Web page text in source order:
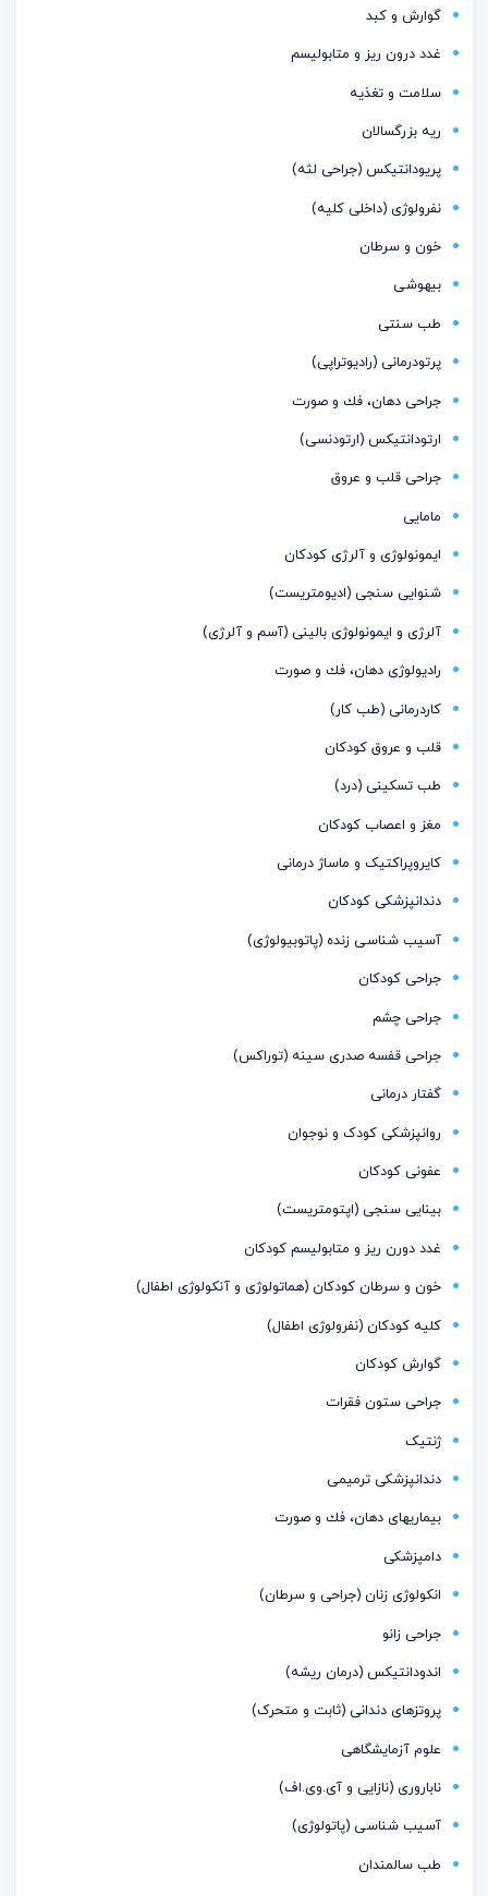
گوارش و کبد
غدد درون ریز و متابولیسم
سلامت و تغذیه
ریه بزرگسالان
پریودانتیكس (جراحی لثه)
نفرولوژی (داخلی کلیه)
خون و سرطان
بیهوشی
طب سنتی
پرتودرمانی (رادیوتراپی)
جراحی دهان، فك و صورت
ارتودانتیكس (ارتودنسی)
جراحی قلب و عروق
مامایی
ایمونولوژی و آلرژی کودکان
شنوایی سنجی (ادیومتریست)
آلرژی و ایمونولوژی بالینی (آسم و آلرژی)
رادیولوژی دهان، فك و صورت
کاردرمانی (طب کار)
قلب و عروق کودکان
طب تسکینی (درد)
مغز و اعصاب كودكان
کایروپراکتیک و ماساژ درمانی
دندانپزشکی کودکان
آسیب شناسی زنده (پاتوبیولوژی)
جراحی کودکان
جراحی چشم
جراحی قفسه صدری سینه (توراکس)
گفتار درمانی
روانپزشکی کودک و نوجوان
عفونی کودکان
بینایی سنجی (اپتومتریست)
غدد دورن ریز و متابولیسم كودكان
خون و سرطان کودکان (هماتولوژی و آنکولوژی اطفال)
کلیه کودکان (نفرولوژی اطفال)
گوارش کودکان
جراحی ستون فقرات
ژنتیک
دندانپزشکی ترمیمی
بیماریهای دهان، فك و صورت
دامپزشکی
انکولوژی زنان (جراحی و سرطان)
جراحی زانو
اندودانتیكس (درمان ریشه)
پروتزهای دندانی (ثابت و متحرک)
علوم آزمایشگاهی
ناباروری (نازایی و آی.وی.اف)
آسیب شناسی (پاتولوژی)
طب سالمندان